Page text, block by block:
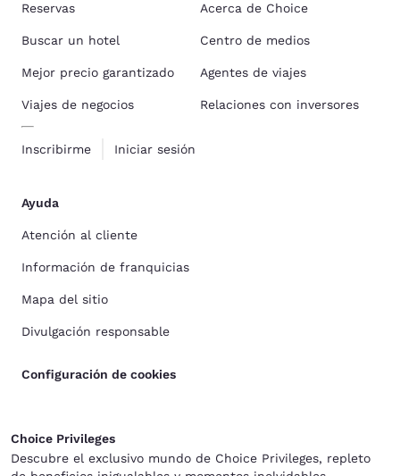
Reservas
Buscar un hotel
Mejor precio garantizado
Viajes de negocios
Inscribirme Iniciar sesión
Acerca de Choice
Centro de medios
Agentes de viajes
Relaciones con inversores
Ayuda
Atención al cliente
Información de franquicias
Mapa del sitio
Divulgación responsable
Configuración de cookies
Choice Privileges
Descubre el exclusivo mundo de Choice Privileges, repleto